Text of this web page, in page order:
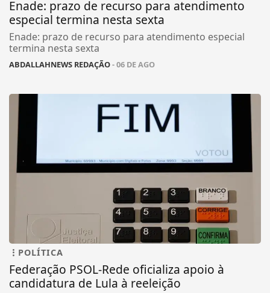
Enade: prazo de recurso para atendimento
especial termina nesta sexta
Enade: prazo de recurso para atendimento especial
termina nesta sexta
ABDALLAHNEWS REDAÇÃO- 06 DE AGO
POLÍTICA
Federação PSOL-Rede oficializa apoio à
candidatura de Lula à reeleição